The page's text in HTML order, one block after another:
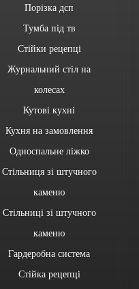
Порізка дсп
Тумба під тв
Стійки рецепці
Журнальний стіл на
колесах
Кутові кухні
Кухня на замовлення
Односпальне ліжко
Стільниця зі штучного
каменю
Стільниці зі штучного
каменю
Гардеробна система
Стійка рецепці